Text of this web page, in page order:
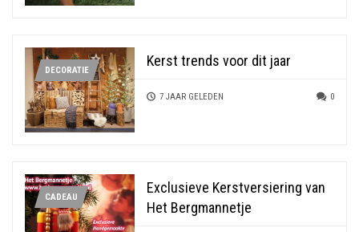
DECORATIE
Kerst trends voor dit jaar
7 JAAR GELEDEN 0
CADEAU
Exclusieve Kerstversiering van
Het Bergmannetje